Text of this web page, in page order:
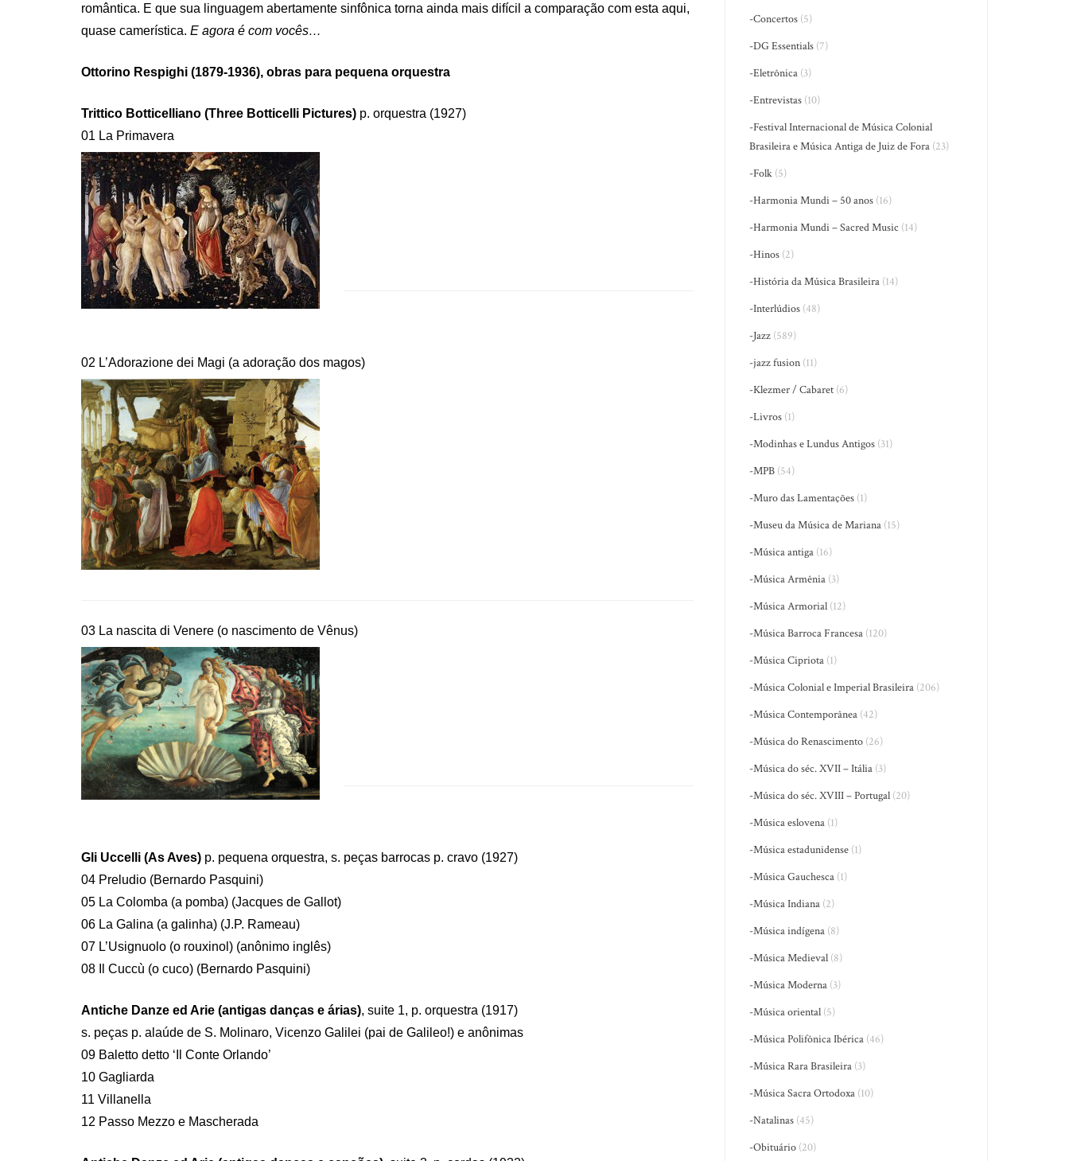
romântica. E que sua linguagem abertamente sinfônica torna ainda mais difícil a comparação com esta aqui,
quase camerística. E agora é com vocês…
Ottorino Respighi (1879-1936), obras para pequena orquestra
Trittico Botticelliano (Three Botticelli Pictures) p. orquestra (1927)
01 La Primavera
02 L’Adorazione dei Magi (a adoração dos magos)
03 La nascita di Venere (o nascimento de Vênus)
Gli Uccelli (As Aves) p. pequena orquestra, s. peças barrocas p. cravo (1927)
04 Preludio (Bernardo Pasquini)
05 La Colomba (a pomba) (Jacques de Gallot)
06 La Galina (a galinha) (J.P. Rameau)
07 L’Usignuolo (o rouxinol) (anônimo inglês)
08 Il Cuccù (o cuco) (Bernardo Pasquini)
Antiche Danze ed Arie (antigas danças e árias), suite 1, p. orquestra (1917)
s. peças p. alaúde de S. Molinaro, Vicenzo Galilei (pai de Galileo!) e anônimas
09 Baletto detto ‘Il Conte Orlando’
10 Gagliarda
11 Villanella
12 Passo Mezzo e Mascherada
-Concertos (5)
-DG Essentials (7)
-Eletrônica (3)
-Entrevistas (10)
-Festival Internacional de Música Colonial
Brasileira e Música Antiga de Juiz de Fora (23)
-Folk (5)
-Harmonia Mundi – 50 anos (16)
-Harmonia Mundi – Sacred Music (14)
-Hinos (2)
-História da Música Brasileira (14)
-Interlúdios (48)
-Jazz (589)
-jazz fusion (11)
-Klezmer / Cabaret (6)
-Livros (1)
-Modinhas e Lundus Antigos (31)
-MPB (54)
-Muro das Lamentações (1)
-Museu da Música de Mariana (15)
-Música antiga (16)
-Música Armênia (3)
-Música Armorial (12)
-Música Barroca Francesa (120)
-Música Cipriota (1)
-Música Colonial e Imperial Brasileira (206)
-Música Contemporânea (42)
-Música do Renascimento (26)
-Música do séc. XVII – Itália (3)
-Música do séc. XVIII – Portugal (20)
-Música eslovena (1)
-Música estadunidense (1)
-Música Gauchesca (1)
-Música Indiana (2)
-Música indígena (8)
-Música Medieval (8)
-Música Moderna (3)
-Música oriental (5)
-Música Polifônica Ibérica (46)
-Música Rara Brasileira (3)
-Música Sacra Ortodoxa (10)
-Natalinas (45)
-Obituário (20)